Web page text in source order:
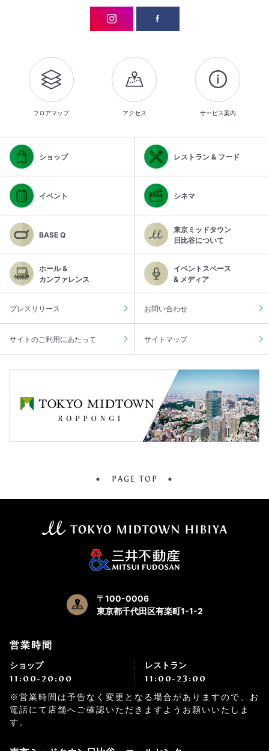
フロアマップ アクセス サービス案内
ショップ レストラン & フード
イベント シネマ
BASE Q
東京ミッドタウン
日比谷について
ホール &
カンファレンス
イベントスペース
& メディア
プレスリリース お問い合わせ
サイトのご利用にあたって サイトマップ
PAGE TOP
〒100-0006
東京都千代田区有楽町1-1-2
営業時間
ショップ
11:00-20:00
レストラン
11:00-23:00
※営業時間は予告なく変更となる場合がありますので、お
電話にて店舗へご確認いただきますようお願いいたしま
す。